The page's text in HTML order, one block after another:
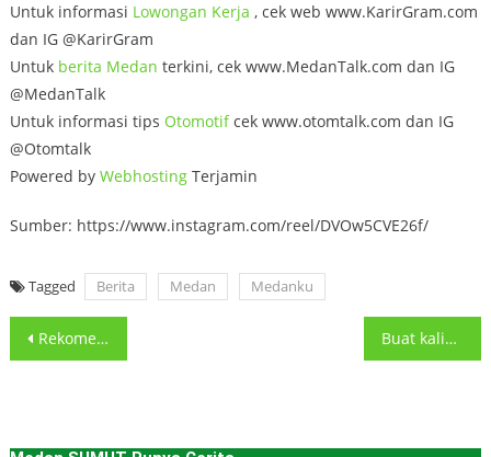
Untuk informasi Lowongan Kerja , cek web www.KarirGram.com
dan IG @KarirGram
Untuk berita Medan terkini, cek www.MedanTalk.com dan IG
@MedanTalk
Untuk informasi tips Otomotifcek www.otomtalk.com dan IG
@Otomtalk
Powered by WebhostingTerjamin
Sumber: https://www.instagram.com/reel/DVOw5CVE26f/
Tagged Berita Medan Medanku
Post
Rekomendasi bukber sat-set di Medan. Paket Iftar House of Brew Buat kalian semua yang berada di 𝐖𝐢𝐥𝐚𝐲𝐚𝐡 𝐉𝐞𝐦𝐛𝐞𝐫, 𝐌𝐚𝐝𝐢𝐮𝐧,𝐁𝐚𝐧𝐝𝐚 𝐀𝐜𝐞𝐡